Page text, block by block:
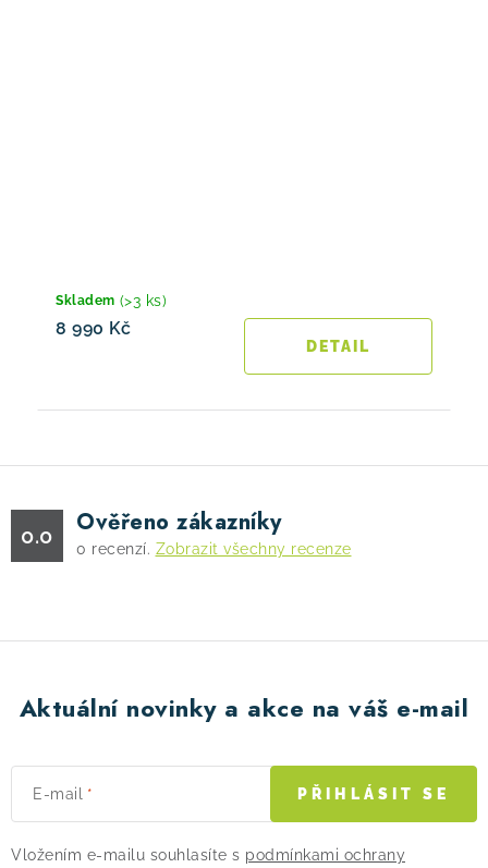
Skladem (>3 ks)
8 990 Kč
0.0 Ověřeno zákazníky
0 recenzí. Zobrazit všechny recenze
Aktuální novinky a akce na váš e-mail
E-mail
Vložením e-mailu souhlasíte s podmínkami ochrany
PŘIHLÁSIT SE